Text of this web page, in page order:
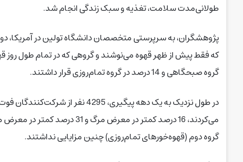
طولانی‌مدت سلامت، تغذیه و سبک زندگی انجام شد.
پژوهشگران، به سرپرستی متخصصان دانشگاه تولین در
گروه صبحگاهی و 14 درصد در گروه تمام‌روزی قرار داشتند.
در طول نزدیک به یک دهه پیگیری،
می‌کردند، 16 درصد کمتر در
گروه دوم (قهوه‌خورهای تمام‌روزی) چنین مزایایی نداشتند.